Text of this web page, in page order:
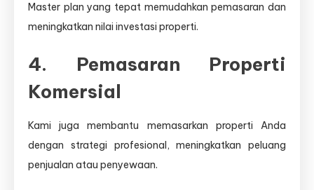
Master plan yang tepat memudahkan pemasaran dan
meningkatkan nilai investasi properti.
4. Pemasaran Properti
Komersial
Kami juga membantu memasarkan properti Anda
dengan strategi profesional, meningkatkan peluang
penjualan atau penyewaan.